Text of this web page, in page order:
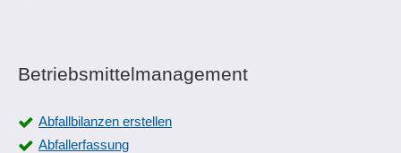
Betriebsmittelmanagement
Abfallbilanzen erstellen
Abfallerfassung